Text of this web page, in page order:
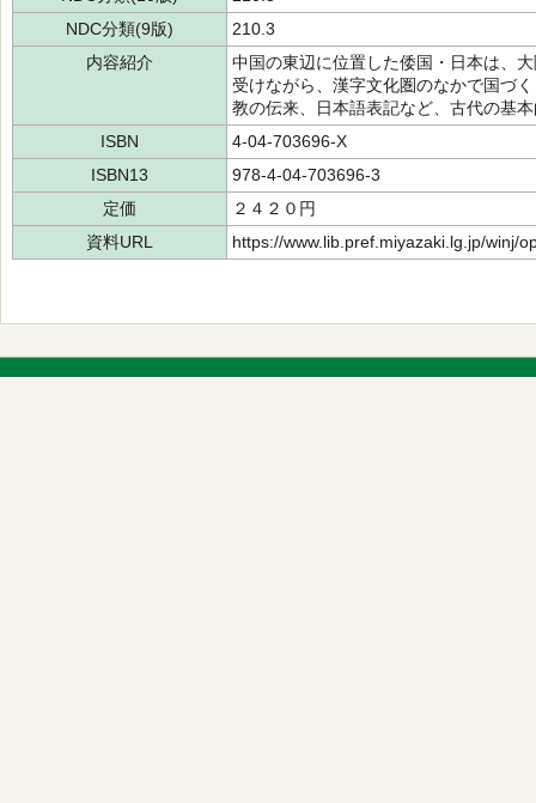
NDC分類(9版)
210.3
内容紹介
中国の東辺に位置した倭国・日本は、
受けながら、漢字文化圏のなかで国づ
教の伝来、日本語表記など、古代の基
ISBN
4-04-703696-X
ISBN13
978-4-04-703696-3
定価
２４２０円
資料URL
https://www.lib.pref.miyazaki.lg.jp/winj/